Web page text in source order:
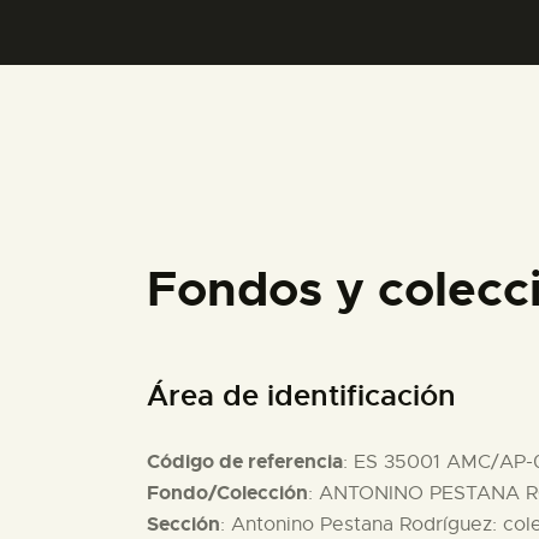
Fondos y
Área de identificación
Código de referencia: ES 35001 AMC/AP-
Fondo/Colección: ANTONINO PESTANA
Sección: Antonino Pestana Rodríguez: